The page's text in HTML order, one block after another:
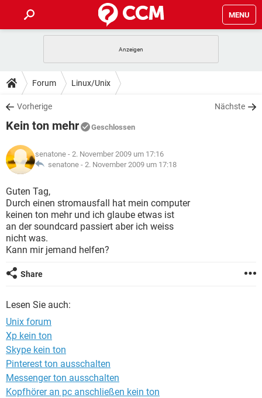
MENU
ANDROID
WINDOWS 10
WHATSAPP
FACEBOOK
TIPPS & TRICKS
SPIELE
WHATSAPP TIKTOK
FACEBOOK
DOWNLOADS
SPIELE
ANDROID
WINDOWS 10 INSTAGRAM
WHATSAPP
FACEBOOK HARDWARE
SPIELE STREAMING
ANDROID
WINDOWS 10
WHATSAPP TIKTOK
FACEBOOK
LEXIKON
SPIELE
ANDROID IOS
WINDOWS 10 INSTAGRAM
WHATSAPP
FACEBOOK
Forum Linux/Unix
Vorherige Nächste
Kein ton mehr Geschlossen
senatone - 2. November 2009 um 17:16
senatone - 2. November 2009 um 17:18
Guten Tag,
Durch einen stromausfall hat mein computer
keinen ton mehr und ich glaube etwas ist
an der soundcard passiert aber ich weiss
nicht was.
Kann mir jemand helfen?
Share
Lesen Sie auch:
Unix forum
Xp kein ton
Skype kein ton
Pinterest ton ausschalten
Messenger ton ausschalten
Kopfhörer an pc anschließen kein ton